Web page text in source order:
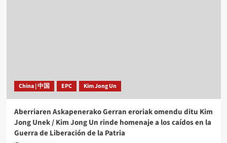
China | 中国 EPC Kim Jong Un
Aberriaren Askapenerako Gerran eroriak omendu ditu Kim
Jong Unek / Kim Jong Un rinde homenaje a los caídos en la
Guerra de Liberación de la Patria